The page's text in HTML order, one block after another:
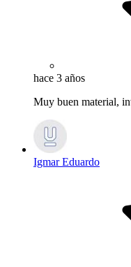
hace 3 años
Muy buen material,
Igmar Eduardo